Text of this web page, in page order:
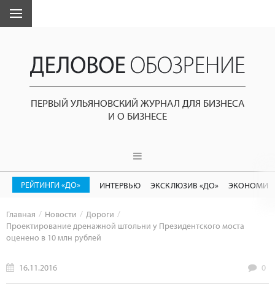
ПЕРВЫЙ УЛЬЯНОВСКИЙ ЖУРНАЛ ДЛЯ БИЗНЕСА
И О БИЗНЕСЕ
РЕЙТИНГИ «ДО» ИНТЕРВЬЮ ЭКСКЛЮЗИВ «ДО»
Главная Новости
Дороги
Проектирование дренажной штольни у Президентского моста
оценено в 10 млн рублей
16.11.2016 0